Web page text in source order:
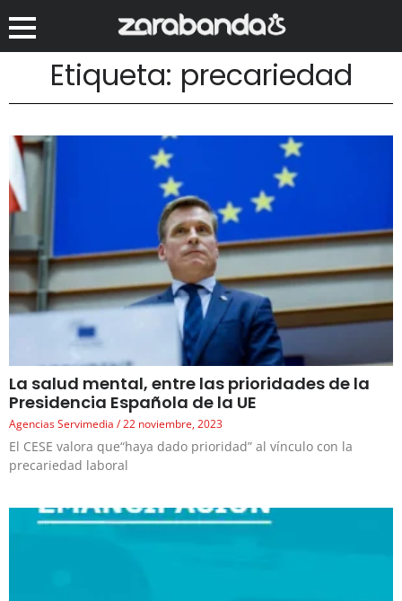
Etiqueta: precariedad
La salud mental, entre las prioridades de la
Presidencia Española de la UE
Agencias Servimedia 22 noviembre, 2023
El CESE valora que“haya dado prioridad” al vínculo con la
precariedad laboral